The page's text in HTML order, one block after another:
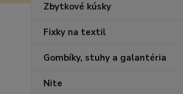
Zbytkové kúsky
Fixky na textil
Gombíky, stuhy a galantéria
Nite